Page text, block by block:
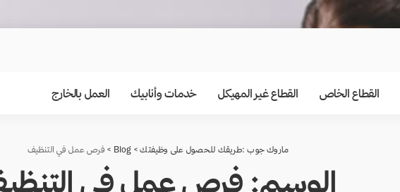
القطاع الخاص القطاع غير المهيكل خدمات وأنابيك العمل بالخارج
ماروك جوب :طريقك للحصول على وظيفتك>
Blog
> فرص عمل في التنظيف
الوسم: فرص عمل في